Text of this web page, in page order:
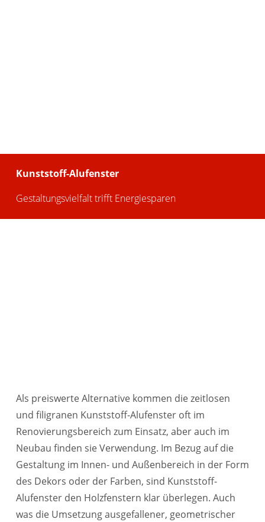
Kunststoff-Alufenster
Gestaltungsvielfalt trifft Energiesparen
Als preiswerte Alternative kommen die zeitlosen
und filigranen Kunststoff-Alufenster oft im
Renovierungsbereich zum Einsatz, aber auch im
Neubau finden sie Verwendung. Im Bezug auf die
Gestaltung im Innen- und Außenbereich in der Form
des Dekors oder der Farben, sind Kunststoff-
Alufenster den Holzfenstern klar überlegen. Auch
was die Umsetzung ausgefallener, geometrischer